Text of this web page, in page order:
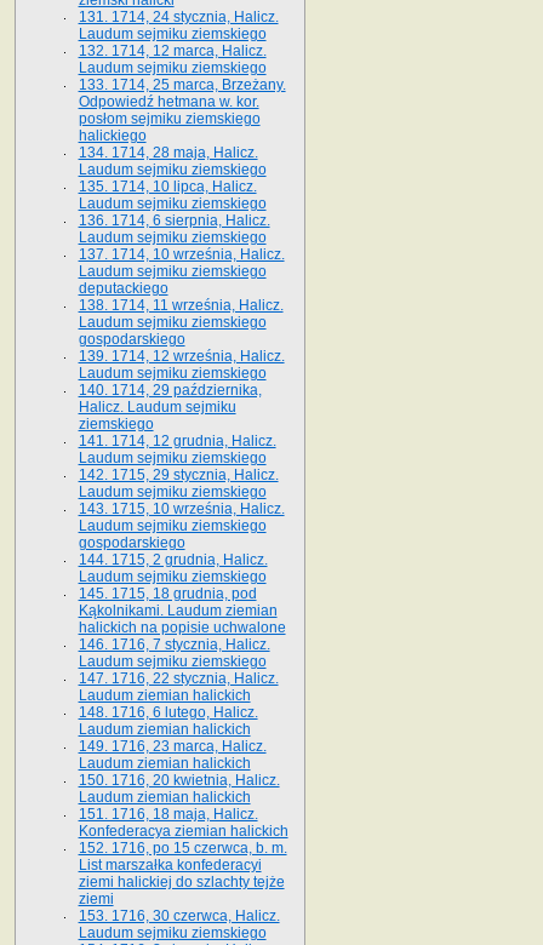
131. 1714, 24 stycznia, Halicz.
Laudum sejmiku ziemskiego
132. 1714, 12 marca, Halicz.
Laudum sejmiku ziemskiego
133. 1714, 25 marca, Brzeżany.
Odpowiedź hetmana w. kor.
posłom sejmiku ziemskiego
halickiego
134. 1714, 28 maja, Halicz.
Laudum sejmiku ziemskiego
135. 1714, 10 lipca, Halicz.
Laudum sejmiku ziemskiego
136. 1714, 6 sierpnia, Halicz.
Laudum sejmiku ziemskiego
137. 1714, 10 września, Halicz.
Laudum sejmiku ziemskiego
deputackiego
138. 1714, 11 września, Halicz.
Laudum sejmiku ziemskiego
gospodarskiego
139. 1714, 12 września, Halicz.
Laudum sejmiku ziemskiego
140. 1714, 29 października,
Halicz. Laudum sejmiku
ziemskiego
141. 1714, 12 grudnia, Halicz.
Laudum sejmiku ziemskiego
142. 1715, 29 stycznia, Halicz.
Laudum sejmiku ziemskiego
143. 1715, 10 września, Halicz.
Laudum sejmiku ziemskiego
gospodarskiego
144. 1715, 2 grudnia, Halicz.
Laudum sejmiku ziemskiego
145. 1715, 18 grudnia, pod
Kąkolnikami. Laudum ziemian
halickich na popisie uchwalone
146. 1716, 7 stycznia, Halicz.
Laudum sejmiku ziemskiego
147. 1716, 22 stycznia, Halicz.
Laudum ziemian halickich
148. 1716, 6 lutego, Halicz.
Laudum ziemian halickich
149. 1716, 23 marca, Halicz.
Laudum ziemian halickich
150. 1716, 20 kwietnia, Halicz.
Laudum ziemian halickich
151. 1716, 18 maja, Halicz.
Konfederacya ziemian halickich
152. 1716, po 15 czerwca, b. m.
List marszałka konfederacyi
ziemi halickiej do szlachty tejże
ziemi
153. 1716, 30 czerwca, Halicz.
Laudum sejmiku ziemskiego